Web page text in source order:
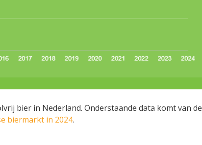
bier in Nederland. Onderstaande data komt van de
biermarkt in 2024.